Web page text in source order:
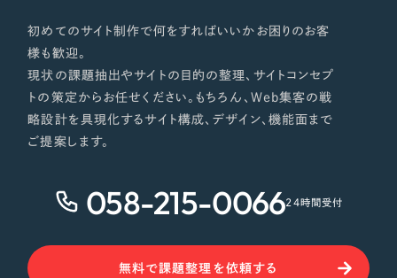
初めてのサイト制作で何をすればいいかお困りのお客
様も歓迎。
現状の課題抽出やサイトの目的の整理、サイトコンセプ
トの策定からお任せください。もちろん、Web集客の戦
略設計を具現化するサイト構成、デザイン、機能面まで
ご提案します。
058-215-006624時間受付
無料で課題整理を依頼する